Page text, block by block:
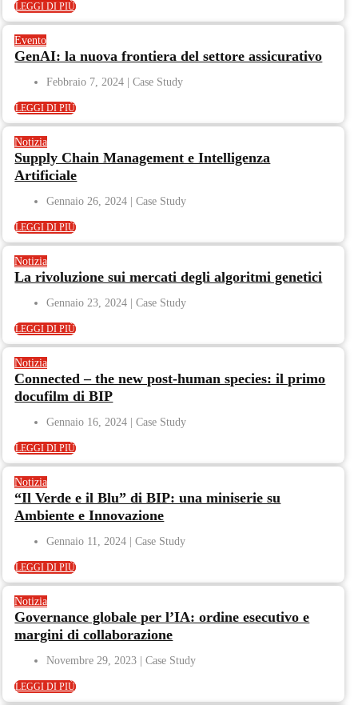
LEGGI DI PIÙ
Evento
GenAI: la nuova frontiera del settore assicurativo
Febbraio 7, 2024
LEGGI DI PIÙ
Notizia
Supply Chain Management e Intelligenza
Artificiale
Gennaio 26, 2024
LEGGI DI PIÙ
Notizia
La rivoluzione sui mercati degli algoritmi genetici
Gennaio 23, 2024
LEGGI DI PIÙ
Notizia
Connected – the new post-human species: il primo
docufilm di BIP
Gennaio 16, 2024
LEGGI DI PIÙ
Notizia
“Il Verde e il Blu” di BIP: una miniserie su
Ambiente e Innovazione
Gennaio 11, 2024
LEGGI DI PIÙ
Notizia
Governance globale per l’IA: ordine esecutivo e
margini di collaborazione
Novembre 29, 2023
LEGGI DI PIÙ